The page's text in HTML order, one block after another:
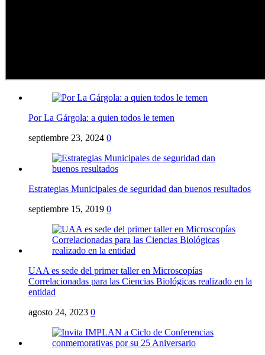
Por La Gárgola: a quien todos le temen
septiembre 23, 2024 0
Estrategias Municipales de seguridad dan buenos resultados
septiembre 15, 2019 0
UAA es sede del primer taller en Microscopías
Correlacionadas para las Ciencias Biológicas realizado en la
entidad
agosto 24, 2023 0